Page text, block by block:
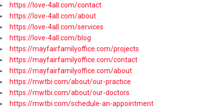
https://love-4all.com/contact
https://love-4all.com/about
https://love-4all.com/services
https://love-4all.com/blog
https://mayfairfamilyoffice.com/projects
https://mayfairfamilyoffice.com/contact
https://mayfairfamilyoffice.com/about
https://mwtbi.com/about/our-practice
https://mwtbi.com/about/our-doctors
https://mwtbi.com/schedule-an-appointment